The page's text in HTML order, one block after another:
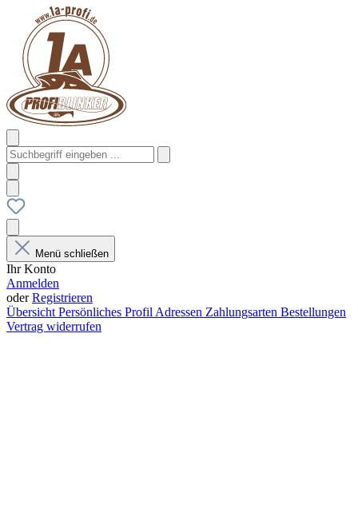
Menü schließen
Ihr Konto
Anmelden
oderRegistrieren
Übersicht Persönliches Profil Adressen Zahlungsarten Bestellungen
Vertrag widerrufen